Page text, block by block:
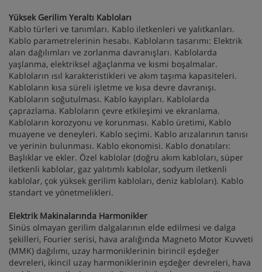
Yüksek Gerilim Yeraltı Kabloları
Kablo türleri ve tanımları. Kablo iletkenleri ve yalıtkanları.
Kablo parametrelerinin hesabı. Kabloların tasarımı: Elektrik
alan dağılımları ve zorlanma davranışları. Kablolarda
yaşlanma, elektriksel ağaçlanma ve kısmi boşalmalar.
Kabloların ısıl karakteristikleri ve akım taşıma kapasiteleri.
Kabloların kısa süreli işletme ve kısa devre davranışı.
Kabloların soğutulması. Kablo kayıpları. Kablolarda
çaprazlama. Kabloların çevre etkileşimi ve ekranlama.
Kabloların korozyonu ve korunması. Kablo üretimi, Kablo
muayene ve deneyleri. Kablo seçimi. Kablo arızalarının tanısı
ve yerinin bulunması. Kablo ekonomisi. Kablo donatıları:
Başlıklar ve ekler. Özel kablolar (doğru akım kabloları, süper
iletkenli kablolar, gaz yalıtımlı kablolar, sodyum iletkenli
kablolar, çok yüksek gerilim kabloları, deniz kabloları). Kablo
standart ve yönetmelikleri.
Elektrik Makinalarında Harmonikler
Sinüs olmayan gerilim dalgalarının elde edilmesi ve dalga
şekilleri, Fourier serisi, hava aralığında Magneto Motor Kuvveti
(MMK) dağılımı, uzay harmoniklerinin birincil eşdeğer
devreleri, ikincil uzay harmoniklerinin eşdeğer devreleri, hava